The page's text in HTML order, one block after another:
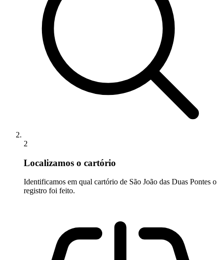
2
Localizamos o cartório
Identificamos em qual cartório de São João das Duas Pontes o
registro foi feito.